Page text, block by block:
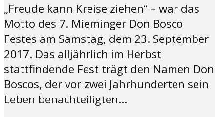
„Freude kann Kreise ziehen“ – war das
Motto des 7. Mieminger Don Bosco
Festes am Samstag, dem 23. September
2017. Das alljährlich im Herbst
stattfindende Fest trägt den Namen Don
Boscos, der vor zwei Jahrhunderten sein
Leben benachteiligten...